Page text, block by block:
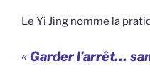
Le Yi Jing nomme la
«Garder l’arrêt…